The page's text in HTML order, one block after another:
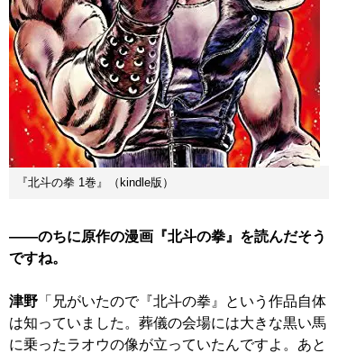
『北斗の拳 1巻』（kindle版）
――のちに原作の漫画『北斗の拳』を読んだそう
ですね。
津野 「兄がいたので『北斗の拳』という作品自体
は知っていました。葬儀の会場には大きな黒い馬
に乗ったラオウの像が立っていたんですよ。あと